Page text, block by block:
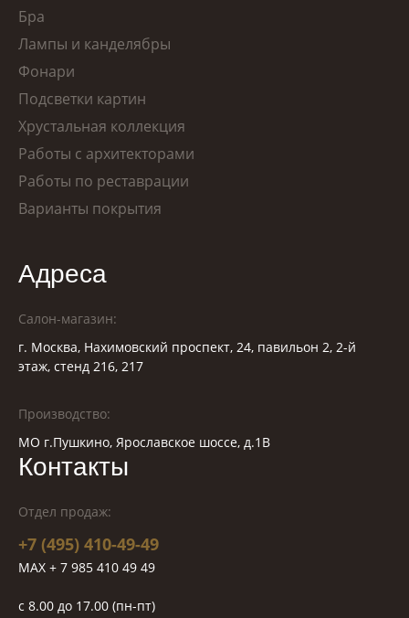
Бра
Лампы и канделябры
Фонари
Подсветки картин
Хрустальная коллекция
Работы с архитекторами
Работы по реставрации
Варианты покрытия
Адреса
Салон-магазин:
г. Москва, Нахимовский проспект, 24, павильон 2, 2-й
этаж, стенд 216, 217
Производство:
МО г.Пушкино, Ярославское шоссе, д.1В
Контакты
Отдел продаж:
+7 (495) 410-49-49
MAX + 7 985 410 49 49
c 8.00 до 17.00 (пн-пт)